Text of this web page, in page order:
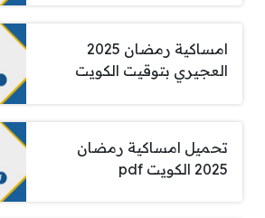
امساكية رمضان 2025
العجيري بتوقيت الكويت
تحميل امساكية رمضان
2025 الكويت pdf